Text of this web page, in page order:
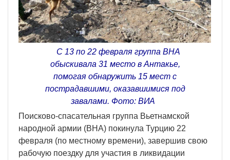
С 13 по 22 февраля группа ВНА
обыскивала 31 место в Антакье,
помогая обнаружить 15 мест с
пострадавшими, оказавшимися под
завалами. Фото: ВИА
Поисково-спасательная группа Вьетнамской
народной армии (ВНА) покинула Турцию 22
февраля (по местному времени), завершив свою
рабочую поездку для участия в ликвидации